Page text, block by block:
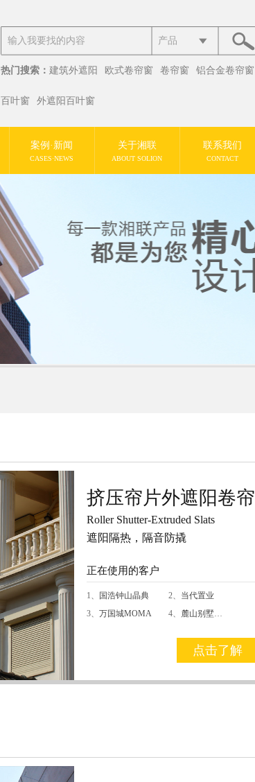
产品
热门搜索： 建筑外遮阳 欧式卷帘窗 卷帘窗 铝合金卷帘窗
百叶窗 外遮阳百叶窗
案例·新闻
CASES·NEWS
关于湘联
ABOUT SOLION
联系我们
CONTACT
挤压帘片外遮阳卷帘
Roller Shutter-Extruded Slats
遮阳隔热，隔音防撬
正在使用的客户
1、 国浩钟山晶典 2、 当代置业
3、 万国城MOMA 4、 麓山别墅…
点击了解